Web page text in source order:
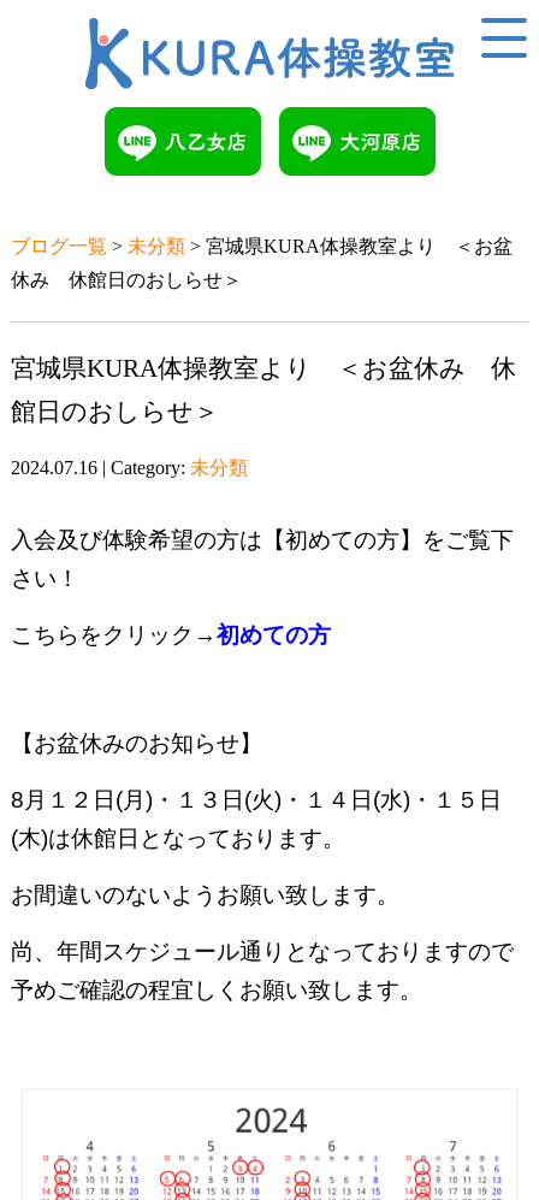
ブログ一覧 > 未分類> 宮城県KURA体操教室より ＜お盆
休み 休館日のおしらせ＞
宮城県KURA体操教室より ＜お盆休み 休
館日のおしらせ＞
2024.07.16 | Category: 未分類
入会及び体験希望の方は【初めての方】をご覧下
さい！
こちらをクリック→初めての方
【お盆休みのお知らせ】
8月１２日(月)・１３日(火)・１４日(水)・１５日
(木)は休館日となっております。
お間違いのないようお願い致します。
尚、年間スケジュール通りとなっておりますので
予めご確認の程宜しくお願い致します。